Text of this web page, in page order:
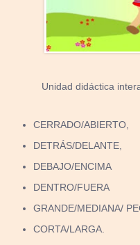
Unidad didáctica
CERRADO/ABIERTO,
DETRÁS/DELANTE,
DEBAJO/ENCIMA
DENTRO/FUERA
GRANDE/MEDIANA/
CORTA/LARGA.